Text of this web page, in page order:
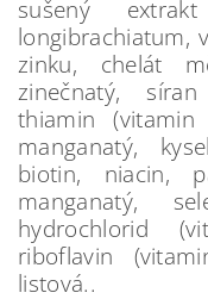
sušený
longibrachiatum,
zinku, chelát
zinečnatý,
thiamin
manganatý,
biotin, niacin,
manganatý,
hydrochlorid
riboflavin
listová..